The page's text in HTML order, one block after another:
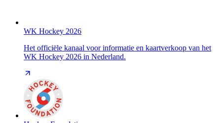
WK Hockey 2026
Het officiële kanaal voor informatie en kaartverkoop van het
WK Hockey 2026 in Nederland.